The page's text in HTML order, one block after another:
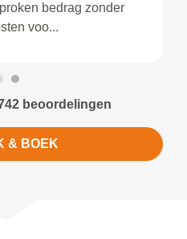
bedrag zonder
voo...
beoordelingen
& BOEK